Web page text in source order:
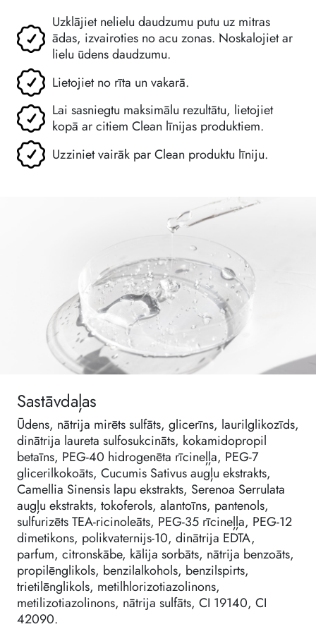
Uzklājiet nelielu daudzumu putu uz mitras
ādas, izvairoties no acu zonas. Noskalojiet ar
lielu ūdens daudzumu.
Lietojiet no rīta un vakarā.
Lai sasniegtu maksimālu rezultātu, lietojiet
kopā ar citiem Clean līnijas produktiem.
Uzziniet vairāk par Clean produktu līniju.
Sastāvdaļas
Ūdens, nātrija mirēts sulfāts, glicerīns, laurilglikozīds,
dinātrija laureta sulfosukcināts, kokamidopropil
betaīns, PEG-40 hidrogenēta rīcineļļa, PEG-7
glicerilkokoāts, Cucumis Sativus augļu ekstrakts,
Camellia Sinensis lapu ekstrakts, Serenoa Serrulata
augļu ekstrakts, tokoferols, alantoīns, pantenols,
sulfurizēts TEA-ricinoleāts, PEG-35 rīcineļļa, PEG-12
dimetikons, polikvaternijs-10, dinātrija EDTA,
parfum, citronskābe, kālija sorbāts, nātrija benzoāts,
propilēnglikols, benzilalkohols, benzilspirts,
trietilēnglikols, metilhlorizotiazolinons,
metilizotiazolinons, nātrija sulfāts, CI 19140, CI
42090.